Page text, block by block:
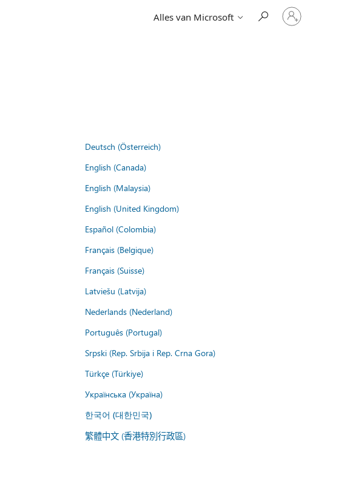
Alles van Microsoft
Meld
je
aan
Deutsch (Österreich)
English (Canada)
English (Malaysia)
English (United Kingdom)
Español (Colombia)
Français (Belgique)
Français (Suisse)
Latviešu (Latvija)
Nederlands (Nederland)
Português (Portugal)
Srpski (Rep. Srbija i Rep. Crna Gora)
Türkçe (Türkiye)
Українська (Україна)
한국어 (대한민국)
繁體中文 (香港特別行政區)